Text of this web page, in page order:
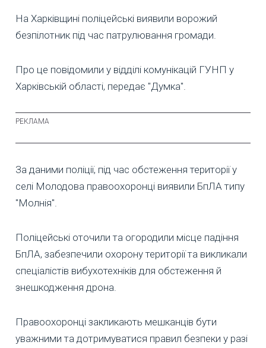
На Харківщині поліцейські виявили ворожий
безпілотник під час патрулювання громади.
Про це повідомили у відділі комунікацій ГУНП у
Харківській області, передає "Думка".
За даними поліції, під час обстеження території у
селі Молодова правоохоронці виявили БпЛА типу
"Молнія".
Поліцейські оточили та огородили місце падіння
БпЛА, забезпечили охорону території та викликали
спеціалістів вибухотехніків для обстеження й
знешкодження дрона.
Правоохоронці закликають мешканців бути
уважними та дотримуватися правил безпеки у разі